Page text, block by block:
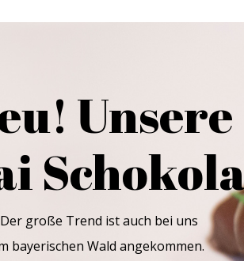
Unsere
Der große Trend ist auch bei uns
bayerischen Wald angekommen.